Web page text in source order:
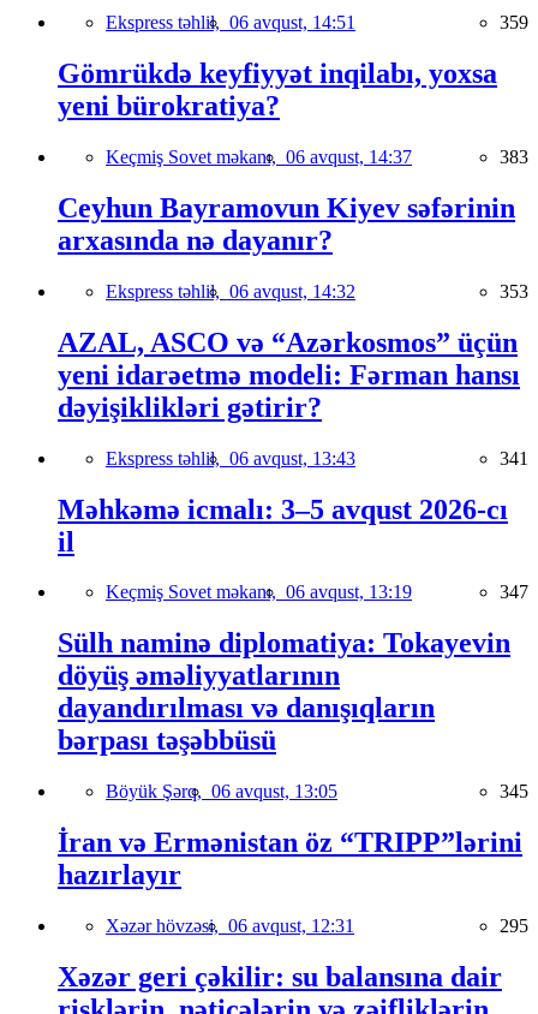
Ekspress təhlil, 06 avqust, 14:51 359
Gömrükdə keyfiyyət inqilabı, yoxsa
yeni bürokratiya?
Keçmiş Sovet məkanı, 06 avqust, 14:37 383
Ceyhun Bayramovun Kiyev səfərinin
arxasında nə dayanır?
Ekspress təhlil, 06 avqust, 14:32 353
AZAL, ASCO və “Azərkosmos” üçün
yeni idarəetmə modeli: Fərman hansı
dəyişiklikləri gətirir?
Ekspress təhlil, 06 avqust, 13:43 341
Məhkəmə icmalı: 3–5 avqust 2026-cı
il
Keçmiş Sovet məkanı, 06 avqust, 13:19 347
Sülh naminə diplomatiya: Tokayevin
döyüş əməliyyatlarının
dayandırılması və danışıqların
bərpası təşəbbüsü
Böyük Şərq, 06 avqust, 13:05 345
İran və Ermənistan öz “TRIPP”lərini
hazırlayır
Xəzər hövzəsi, 06 avqust, 12:31 295
Xəzər geri çəkilir: su balansına dair